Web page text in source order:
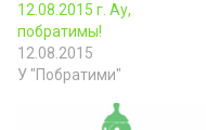
12.08.2015 г. Ау,
побратимы!
12.08.2015
У "Побратими"